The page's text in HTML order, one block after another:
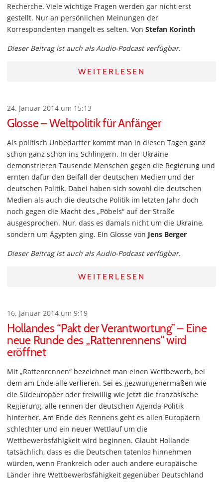
Recherche. Viele wichtige Fragen werden gar nicht erst
gestellt. Nur an persönlichen Meinungen der
Korrespondenten mangelt es selten. Von Stefan Korinth
Dieser Beitrag ist auch als Audio-Podcast verfügbar.
WEITERLESEN
24. Januar 2014 um 15:13
Glosse – Weltpolitik für Anfänger
Als politisch Unbedarfter kommt man in diesen Tagen ganz
schon ganz schön ins Schlingern. In der Ukraine
demonstrieren Tausende Menschen gegen die Regierung und
ernten dafür den Beifall der deutschen Medien und der
deutschen Politik. Dabei haben sich sowohl die deutschen
Medien als auch die deutsche Politik im letzten Jahr doch
noch gegen die Macht des „Pöbels“ auf der Straße
ausgesprochen. Nur, dass es damals nicht um die Ukraine,
sondern um Ägypten ging. Ein Glosse von Jens Berger
Dieser Beitrag ist auch als Audio-Podcast verfügbar.
WEITERLESEN
16. Januar 2014 um 9:19
Hollandes “Pakt der Verantwortung” – Eine
neue Runde des „Rattenrennens“ wird
eröffnet
Mit „Rattenrennen“ bezeichnet man einen Wettbewerb, bei
dem am Ende alle verlieren. Sei es gezwungenermaßen wie
die Südeuropäer oder freiwillig wie jetzt die französische
Regierung, alle rennen der deutschen Agenda-Politik
hinterher. Am Ende des Rennens geht es allen Europäern
schlechter und ein neuer Wettlauf um die
Wettbewerbsfähigkeit wird beginnen. Glaubt Hollande
tatsächlich, dass es die Deutschen tatenlos hinnehmen
würden, wenn Frankreich oder auch andere europäische
Länder ihre Wettbewerbsfähigkeit gegenüber Deutschland